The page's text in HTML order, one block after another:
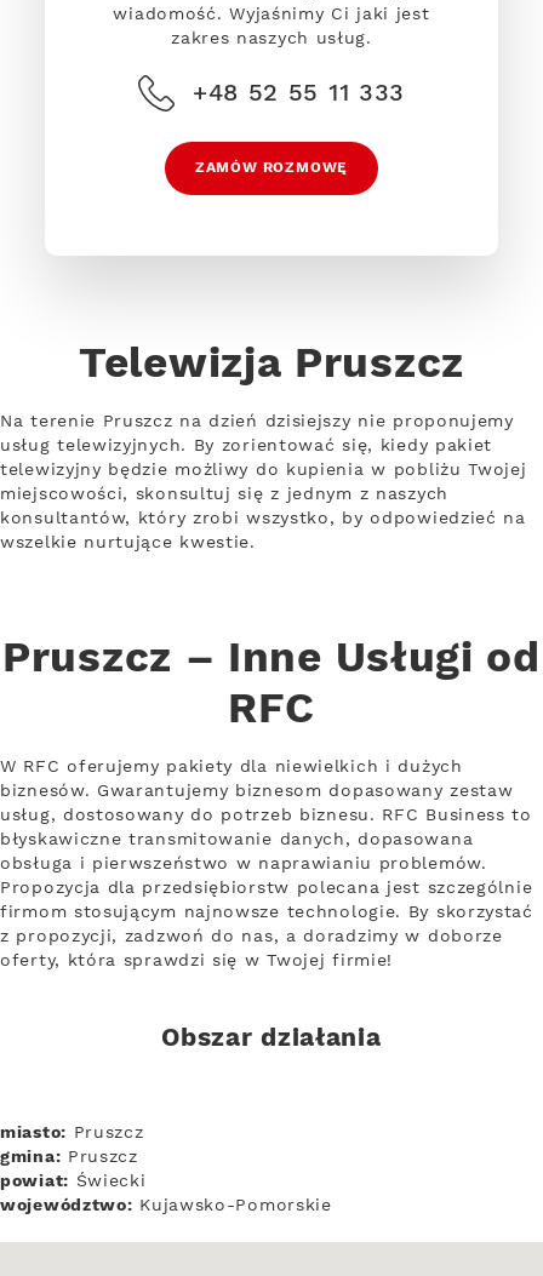
wiadomość. Wyjaśnimy Ci jaki jest
zakres naszych usług.
+48 52 55 11 333
ZAMÓW ROZMOWĘ
Telewizja Pruszcz
Na terenie Pruszcz na dzień dzisiejszy nie proponujemy
usług telewizyjnych. By zorientować się, kiedy pakiet
telewizyjny będzie możliwy do kupienia w pobliżu Twojej
miejscowości, skonsultuj się z jednym z naszych
konsultantów, który zrobi wszystko, by odpowiedzieć na
wszelkie nurtujące kwestie.
Pruszcz – Inne Usługi od
RFC
W RFC oferujemy pakiety dla niewielkich i dużych
biznesów. Gwarantujemy biznesom dopasowany zestaw
usług, dostosowany do potrzeb biznesu. RFC Business to
błyskawiczne transmitowanie danych, dopasowana
obsługa i pierwszeństwo w naprawianiu problemów.
Propozycja dla przedsiębiorstw polecana jest szczególnie
firmom stosującym najnowsze technologie. By skorzystać
z propozycji, zadzwoń do nas, a doradzimy w doborze
oferty, która sprawdzi się w Twojej firmie!
Obszar działania
miasto: Pruszcz
gmina: Pruszcz
powiat: Świecki
województwo: Kujawsko-Pomorskie